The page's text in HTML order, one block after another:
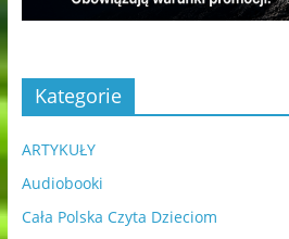
Kategorie
ARTYKUŁY
Audiobooki
Cała Polska Czyta Dzieciom